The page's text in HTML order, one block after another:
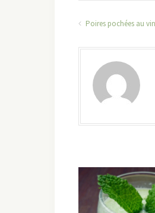
Poires pochées au